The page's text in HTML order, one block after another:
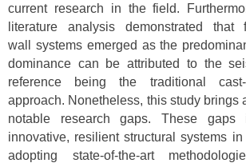
current research in the field.
literature analysis demonstrated
wall systems emerged as the
dominance can be attributed to the
reference being the traditional
approach. Nonetheless, this study brings
notable research gaps. These gaps
innovative, resilient structural systems
adopting state-of-the-art